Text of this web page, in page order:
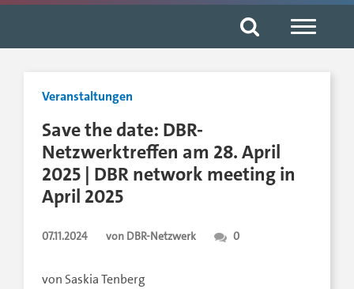
Veranstaltungen
Save the date: DBR-
Netzwerktreffen am 28. April
2025 | DBR network meeting in
April 2025
07.11.2024 von DBR-Netzwerk 0
von Saskia Tenberg